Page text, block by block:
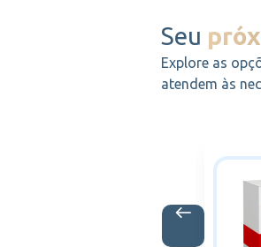
Seu
Explore as
atendem às